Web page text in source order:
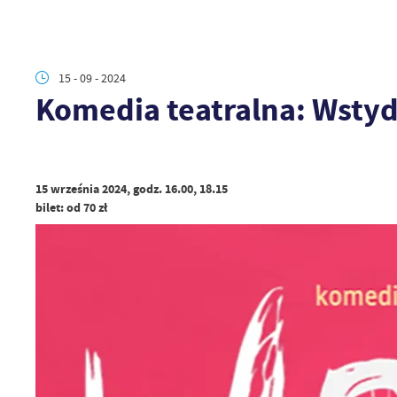
15 - 09 - 2024
Komedia teatralna:
15 września 2024, godz. 16.00, 18.15
bilet: od 70 zł